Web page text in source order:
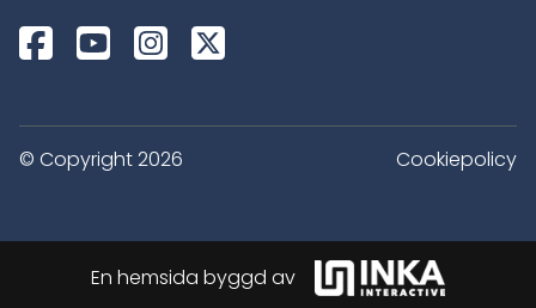
© Copyright 2026 Cookiepolicy
En hemsida byggd av